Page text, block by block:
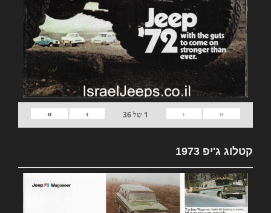
«
‹
1 של36
›
»
קטלוג ג'יפ 1973